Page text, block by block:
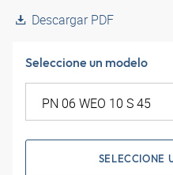
Descargar PDF
Seleccione un modelo
SELECCIONE